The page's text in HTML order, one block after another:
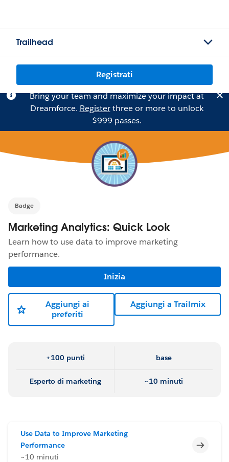
Trailhead
Registrati
Bring your team and maximize your impact at
Dreamforce. Registerthree or more to unlock
$999 passes.
Badge
Marketing Analytics: Quick Look
Learn how to use data to improve marketing
performance.
Inizia
Aggiungi ai
preferiti
Aggiungi a Trailmix
+100 punti base
Esperto di marketing ~10 minuti
Use Data to Improve Marketing
Performance
~10 minuti